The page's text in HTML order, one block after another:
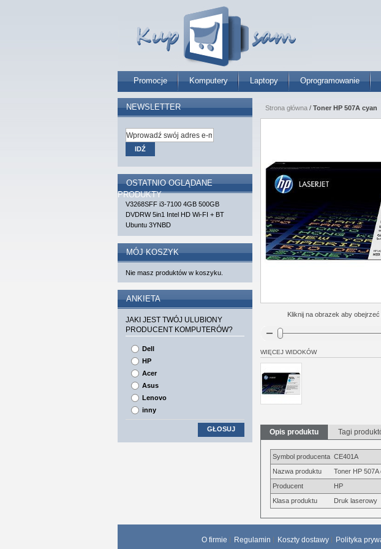
Promocje Komputery Laptopy Oprogramowanie
Strona główna / Toner HP 507A cyan
Kliknij na obrazek aby obejrzeć
WIĘCEJ WIDOKÓW
Opis produktu Tagi
Symbol producenta CE401A
Nazwa produktu
Toner HP 507A
Producent
HP
Klasa produktu
Druk laserowy
NEWSLETTER
IDŹ
OSTATNIO OGLĄDANE
PRODUKTY
V3268SFF i3-7100 4GB 500GB
DVDRW 5in1 Intel HD Wi-FI + BT
Ubuntu 3YNBD
MÓJ KOSZYK
Nie masz produktów w koszyku.
ANKIETA
JAKI JEST TWÓJ ULUBIONY
PRODUCENT KOMPUTERÓW?
Dell
HP
Acer
Asus
Lenovo
inny
GŁOSUJ
O firmie Regulamin Koszty dostawy Polityka